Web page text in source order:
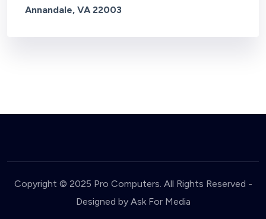
Annandale, VA 22003
Copyright © 2025 Pro Computers. All Rights Reserved -
Designed by Ask For Media